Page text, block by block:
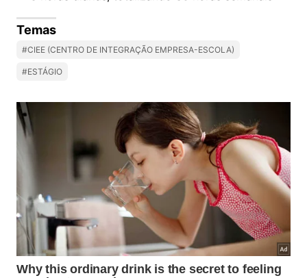
Temas
#CIEE (CENTRO DE INTEGRAÇÃO EMPRESA-ESCOLA)
#ESTÁGIO